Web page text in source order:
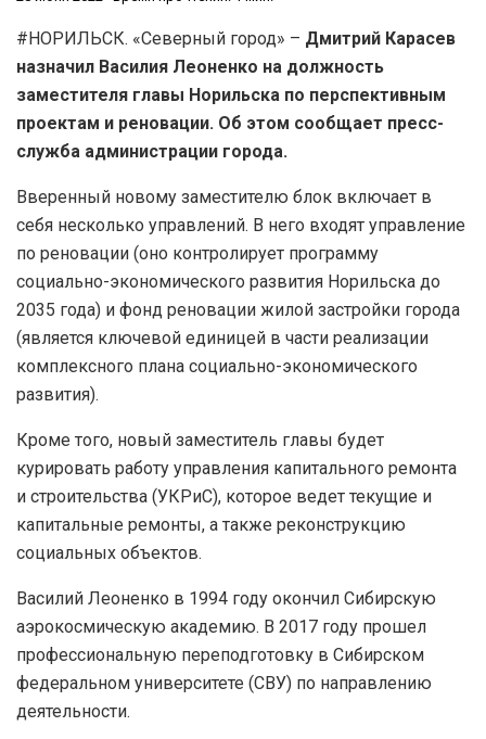
#НОРИЛЬСК. «Северный город» – Дмитрий Карасев
назначил Василия Леоненко на должность
заместителя главы Норильска по перспективным
проектам и реновации. Об этом сообщает пресс-
служба администрации города.
Вверенный новому заместителю блок включает в
себя несколько управлений. В него входят управление
по реновации (оно контролирует программу
социально-экономического развития Норильска до
2035 года) и фонд реновации жилой застройки города
(является ключевой единицей в части реализации
комплексного плана социально-экономического
развития).
Кроме того, новый заместитель главы будет
курировать работу управления капитального ремонта
и строительства (УКРиС), которое ведет текущие и
капитальные ремонты, а также реконструкцию
социальных объектов.
Василий Леоненко в 1994 году окончил Сибирскую
аэрокосмическую академию. В 2017 году прошел
профессиональную переподготовку в Сибирском
федеральном университете (СВУ) по направлению
деятельности.